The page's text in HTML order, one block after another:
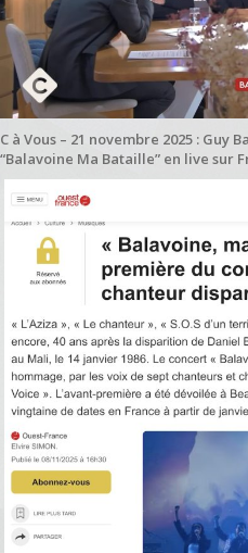
C à Vous – 21 novembre 2025 : Guy
“Balavoine Ma Bataille” en live sur